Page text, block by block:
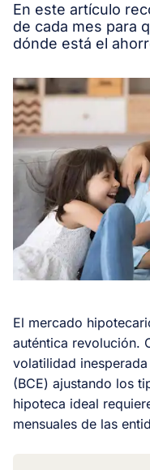
En este artículo
de cada mes para
dónde está el
El mercado
auténtica revolución.
volatilidad
(BCE) ajustando los
hipoteca ideal
mensuales de las